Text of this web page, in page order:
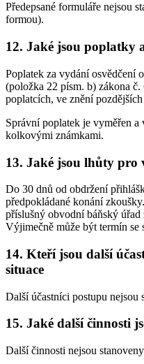
Předepsané formuláře nejsou
formou).
12. Jaké jsou poplatky
Poplatek za vydání osvědčení
(položka 22 písm. b) zákona
poplatcích, ve znění
Správní poplatek je vyměřen a
kolkovými známkami.
13. Jaké jsou lhůty pro
Do 30 dnů od obdržení
předpokládané konání
příslušný obvodní báňský úřad
Výjimečně může být termín se
14. Kteří jsou další
situace
Další účastníci postupu nejsou
15. Jaké další činnosti
Další činnosti nejsou